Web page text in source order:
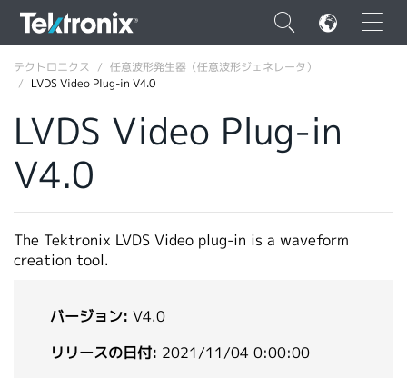
×
ENGLISH
FRANÇAIS
DEUTSCH
简体中文
日本語
テクトロニクス
任意波形発生器（任意波形ジェネレータ）
LVDS Video Plug-in V4.0
LVDS Video Plug-in
V4.0
The Tektronix LVDS Video plug-in is a waveform
creation tool.
バージョン: V4.0
リリースの日付: 2021/11/04 0:00:00